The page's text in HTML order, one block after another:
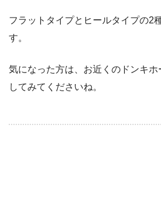
フラットタイプとヒールタイプの2
す。
気になった方は、お近くのドンキホ
してみてくださいね。